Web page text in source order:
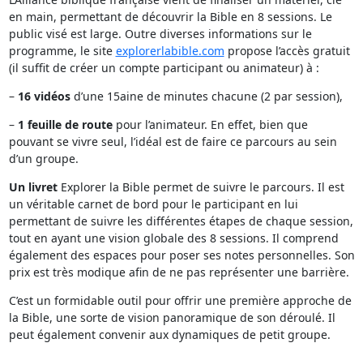
en main, permettant de découvrir la Bible en 8 sessions. Le
public visé est large. Outre diverses informations sur le
programme, le site explorerlabible.com propose l’accès gratuit
(il suffit de créer un compte participant ou animateur) à :
– 16 vidéos d’une 15aine de minutes chacune (2 par session),
– 1 feuille de routepour l’animateur. En effet, bien que
pouvant se vivre seul, l’idéal est de faire ce parcours au sein
d’un groupe.
Un livretExplorer la Bible permet de suivre le parcours. Il est
un véritable carnet de bord pour le participant en lui
permettant de suivre les différentes étapes de chaque session,
tout en ayant une vision globale des 8 sessions. Il comprend
également des espaces pour poser ses notes personnelles. Son
prix est très modique afin de ne pas représenter une barrière.
C’est un formidable outil pour offrir une première approche de
la Bible, une sorte de vision panoramique de son déroulé. Il
peut également convenir aux dynamiques de petit groupe.